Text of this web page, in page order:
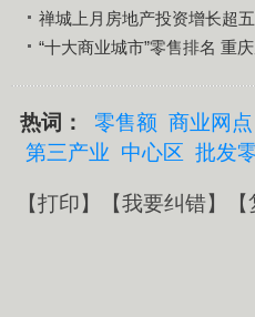
禅城上月房地产投资增长超
“十大商业城市”零售排名 重
热词： 零售额 商业网点
第三产业 中心区 批发
【打印】【我要纠错】【